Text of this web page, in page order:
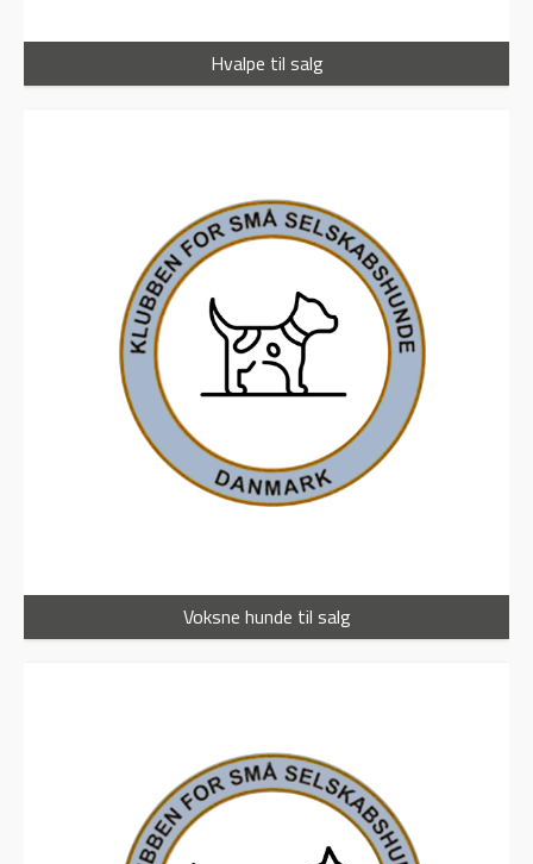
Hvalpe til salg
Voksne hunde til salg